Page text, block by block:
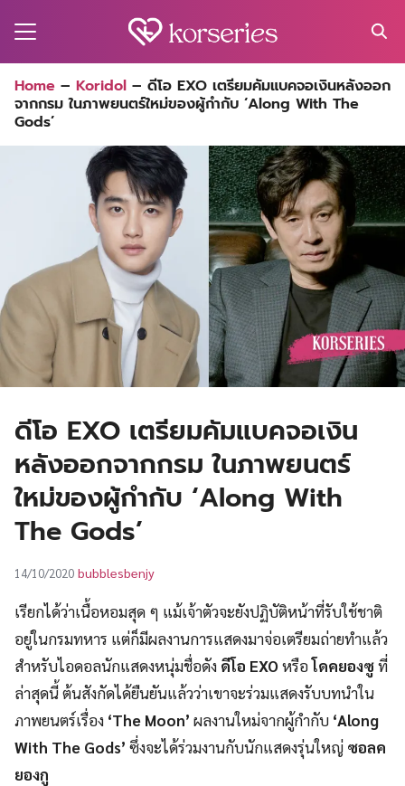
for:
Home – Koridol – ดีโอ EXO เตรียมคัมแบคจอเงินหลังออก
จากกรม ในภาพยนตร์ใหม่ของผู้กำกับ ‘Along With The
Gods’
ดีโอ EXO เตรียมคัมแบคจอเงิน
หลังออกจากกรม ในภาพยนตร์
ใหม่ของผู้กำกับ ‘Along With
The Gods’
14/10/2020 bubblesbenjy
เรียกได้ว่าเนื้อหอมสุด ๆ แม้เจ้าตัวจะยังปฏิบัติหน้าที่รับใช้ชาติ
อยู่ในกรมทหาร แต่ก็มีผลงานการแสดงมาจ่อเตรียมถ่ายทำแล้ว
สำหรับไอดอลนักแสดงหนุ่มชื่อดัง ดีโอ EXOหรือโดคยองซูที่
ล่าสุดนี้ ต้นสังกัดได้ยืนยันแล้วว่าเขาจะร่วมแสดงรับบทนำใน
ภาพยนตร์เรื่อง ‘The Moon’ ผลงานใหม่จากผู้กำกับ ‘Along
With The Gods’ ซึ่งจะได้ร่วมงานกับนักแสดงรุ่นใหญ่ ซอลค
ยองกู